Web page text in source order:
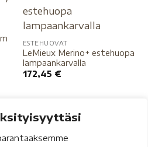
ESTEHUOVAT
LeMieux Merino+ estehuopa
lampaankarvalla
172,45 €